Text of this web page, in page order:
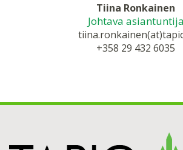
Tiina Ronkainen
Johtava asiantuntija
+358 29 432 6035